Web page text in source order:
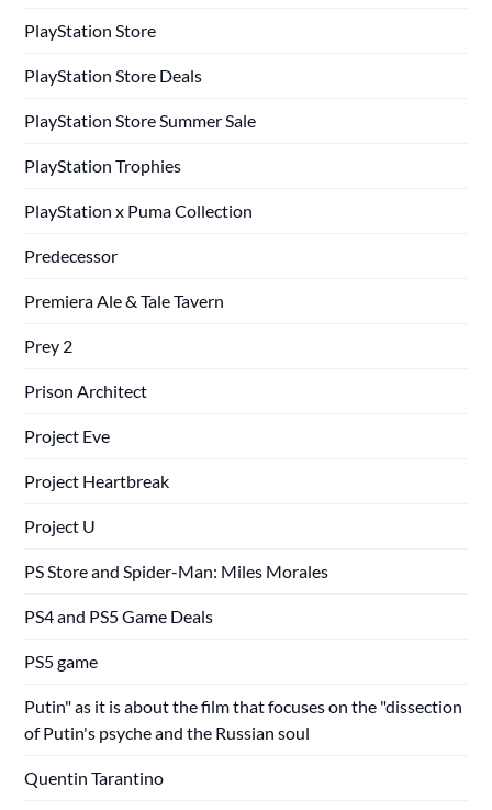
PlayStation Store
PlayStation Store Deals
PlayStation Store Summer Sale
PlayStation Trophies
PlayStation x Puma Collection
Predecessor
Premiera Ale & Tale Tavern
Prey 2
Prison Architect
Project Eve
Project Heartbreak
Project U
PS Store and Spider-Man: Miles Morales
PS4 and PS5 Game Deals
PS5 game
Putin" as it is about the film that focuses on the "dissection
of Putin's psyche and the Russian soul
Quentin Tarantino